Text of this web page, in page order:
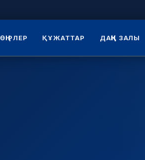
ӨҢІРЛЕР ҚҰЖАТТАР ДАҢҚ ЗАЛЫ